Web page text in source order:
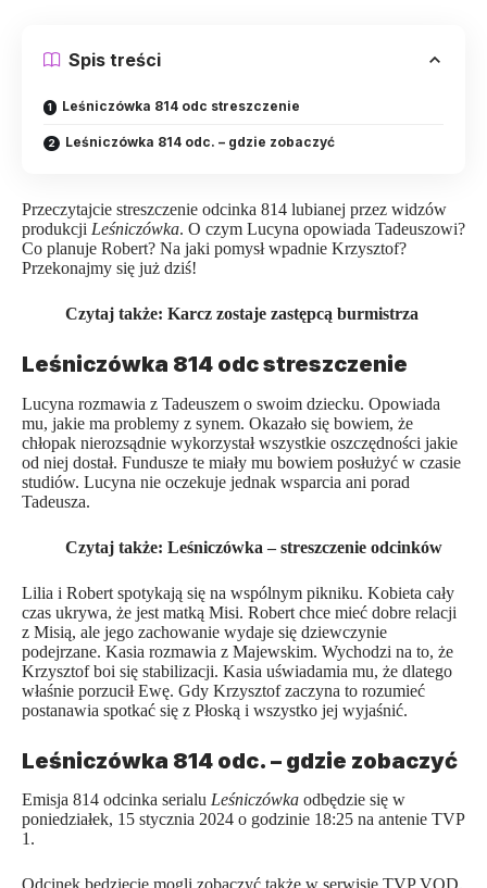
Spis treści
Leśniczówka 814 odc streszczenie
Leśniczówka 814 odc. – gdzie zobaczyć
Przeczytajcie streszczenie odcinka 814 lubianej przez widzów
produkcji Leśniczówka. O czym Lucyna opowiada Tadeuszowi?
Co planuje Robert? Na jaki pomysł wpadnie Krzysztof?
Przekonajmy się już dziś!
Czytaj także: Karcz zostaje zastępcą burmistrza
Leśniczówka 814 odc streszczenie
Lucyna rozmawia z Tadeuszem o swoim dziecku. Opowiada
mu, jakie ma problemy z synem. Okazało się bowiem, że
chłopak nierozsądnie wykorzystał wszystkie oszczędności jakie
od niej dostał. Fundusze te miały mu bowiem posłużyć w czasie
studiów. Lucyna nie oczekuje jednak wsparcia ani porad
Tadeusza.
Czytaj także: Leśniczówka – streszczenie odcinków
Lilia i Robert spotykają się na wspólnym pikniku. Kobieta cały
czas ukrywa, że jest matką Misi. Robert chce mieć dobre relacji
z Misią, ale jego zachowanie wydaje się dziewczynie
podejrzane. Kasia rozmawia z Majewskim. Wychodzi na to, że
Krzysztof boi się stabilizacji. Kasia uświadamia mu, że dlatego
właśnie porzucił Ewę. Gdy Krzysztof zaczyna to rozumieć
postanawia spotkać się z Płoską i wszystko jej wyjaśnić.
Leśniczówka 814 odc. – gdzie zobaczyć
Emisja 814 odcinka serialu Leśniczówka odbędzie się w
poniedziałek, 15 stycznia 2024 o godzinie 18:25 na antenie TVP
1.
Odcinek będziecie mogli zobaczyć także w serwisie TVP VOD.